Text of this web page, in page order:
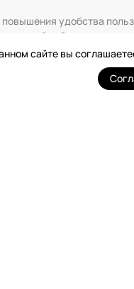
удобства
браузера.
сайте вы